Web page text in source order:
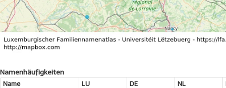
Namenhäufigkeiten
Name LU DE NL